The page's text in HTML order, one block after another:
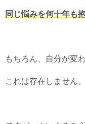
同じ悩みを何十年も
もちろん、自分が変
これは存在しません。